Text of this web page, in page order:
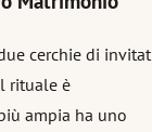
cerchie di
rituale è
ampia ha uno